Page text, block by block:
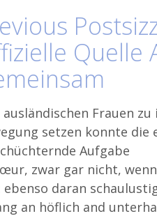
Quelle
ausländischen Frauen zu
setzen konnte die
Aufgabe
zwar gar nicht,
ebenso daran
an höflich and